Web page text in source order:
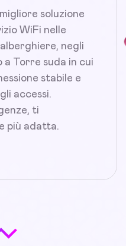
soluzione
WiFi nelle
negli
a Torre suda in cui
stabile e
accessi.
ti
più adatta.